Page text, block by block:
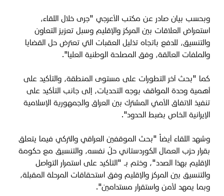
وبحسب بيان صادر عن مكتب الأعرجي "جرى خلال اللقاء،
استعراض العلاقات بين المركز والإقليم وسبل تعزيز التعاون
والتنسيق، للدفع باتجاه تذليل العقبات التي تعترض حل القضايا
والملفات العالقة، وفق المصلحة الوطنية العليا".
كما "بحث آخر التطورات على مستوى المنطقة، والتأكيد على
أهمية وحدة المواقف بوجه التحديات، إلى جانب التأكيد على
تنفيذ الاتفاق الأمني المشترك بين العراق والجمهورية الإسلامية
الإيرانية الخاص بضبط الحدود".
وشهد اللقاء أيضاً "بحث الموقفين العراقي والتركي فيما يتعلق
بقرار حزب العمال الكوردستاني حلّ نفسه، والتنسيق مع حكومة
الإقليم بهذا الصدد"، وختم بـ "التأكيد على استمرار التواصل
والتنسيق بين المركز والإقليم وفق استحقاقات المرحلة المقبلة،
وبما يمهد لأمن واستقرار مستدامين".